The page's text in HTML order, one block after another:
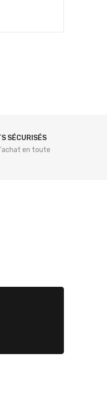
SÉCURISÉS
en toute